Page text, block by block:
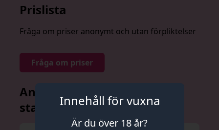
Prislista
Fråga om priser anonymt och utan förpliktelser
Fråga om priser
Andra annonser från denna
stad
Innehåll för vuxna
Är du över 18 år?